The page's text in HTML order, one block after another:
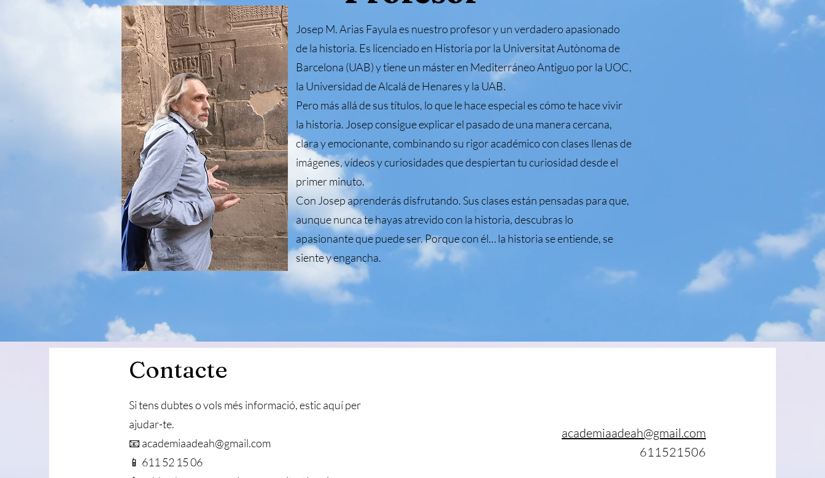
Josep M. Arias Fayula es nuestro profesor y un verdadero apasionado
de la historia. Es licenciado en Historia por la Universitat Autònoma de
Barcelona (UAB) y tiene un máster en Mediterráneo Antiguo por la UOC,
la Universidad de Alcalá de Henares y la UAB.
Pero más allá de sus títulos, lo que le hace especial es cómo te hace vivir
la historia. Josep consigue explicar el pasado de una manera cercana,
clara y emocionante, combinando su rigor académico con clases llenas de
imágenes, vídeos y curiosidades que despiertan tu curiosidad desde el
primer minuto.
Con Josep aprenderás disfrutando. Sus clases están pensadas para que,
aunque nunca te hayas atrevido con la historia, descubras lo
apasionante que puede ser. Porque con él… la historia se entiende, se
siente y engancha.
Contacte
Si tens dubtes o vols més informació, estic aquí per
ajudar-te.
📧 academiaadeah@gmail.com
📱 611 52 15 06
academiaadeah@gmail.com
611521506